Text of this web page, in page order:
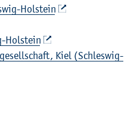
Hol­stein
Hol­stein
Kiel (Schles­wig-